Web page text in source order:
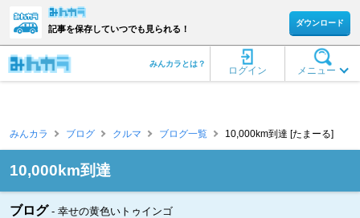
記事を保存していつでも見られる！
ダウンロード
メニュー
ログイン
みんカラとは？
みんカラ ブログ クルマ ブログ一覧 10,000km到達 [たまーる]
10,000km到達
ブログ 幸せの黄色いトゥインゴ